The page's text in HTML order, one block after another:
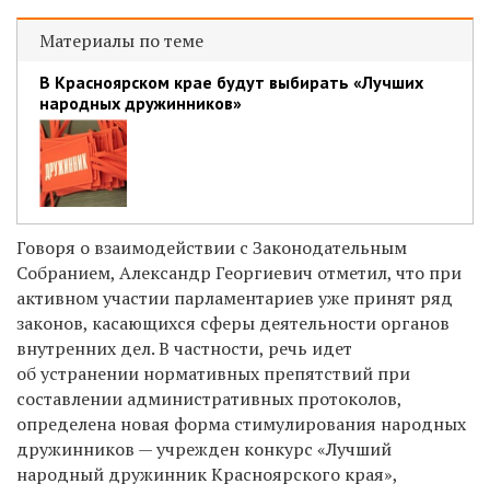
Материалы по теме
В Красноярском крае будут выбирать «Лучших
народных дружинников»
Говоря о взаимодействии с Законодательным
Собранием, Александр Георгиевич отметил, что при
активном участии парламентариев уже принят ряд
законов, касающихся сферы деятельности органов
внутренних дел. В частности, речь идет
об устранении нормативных препятствий при
составлении административных протоколов,
определена новая форма стимулирования народных
дружинников — учрежден конкурс «Лучший
народный дружинник Красноярского края»,